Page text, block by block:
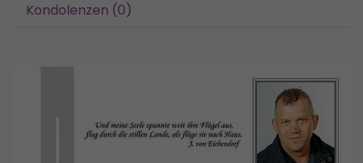
Kondolenzen (0)